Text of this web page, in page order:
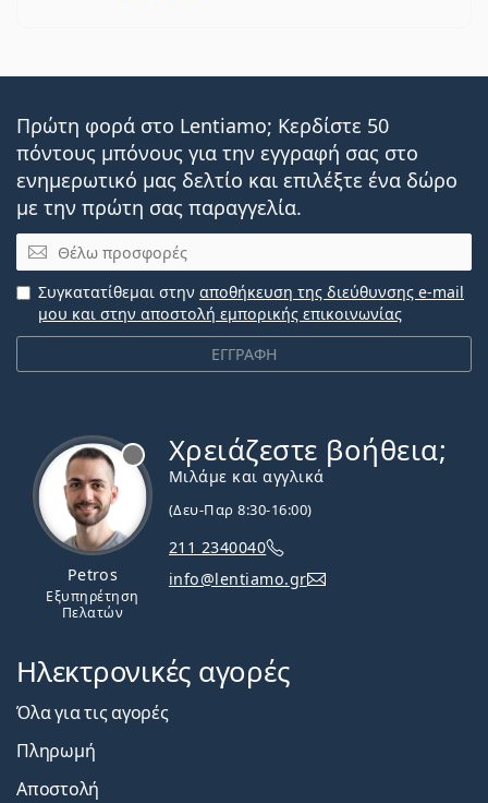
Πρώτη φορά στο Lentiamo; Κερδίστε 50
πόντους μπόνους για την εγγραφή σας στο
ενημερωτικό μας δελτίο και επιλέξτε ένα δώρο
με την πρώτη σας παραγγελία.
Email
ΕΓΓΡΑΦΗ
Συγκατατίθεμαι στην αποθήκευση της διεύθυνσης e-mail
μου και στην αποστολή εμπορικής επικοινωνίας
Petros
Εξυπηρέτηση
Πελατών
Χρειάζεστε βοήθεια;
Μιλάμε και αγγλικά
(Δευ-Παρ 8:30-16:00)
211 2340040
info@lentiamo.gr
Ηλεκτρονικές αγορές
Όλα για τις αγορές
Πληρωμή
Αποστολή